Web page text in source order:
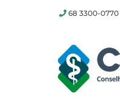
68 3300-0770